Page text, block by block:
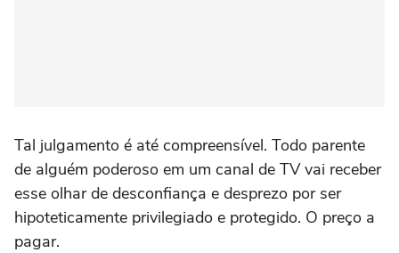
Tal julgamento é até compreensível. Todo parente
de alguém poderoso em um canal de TV vai receber
esse olhar de desconfiança e desprezo por ser
hipoteticamente privilegiado e protegido. O preço a
pagar.